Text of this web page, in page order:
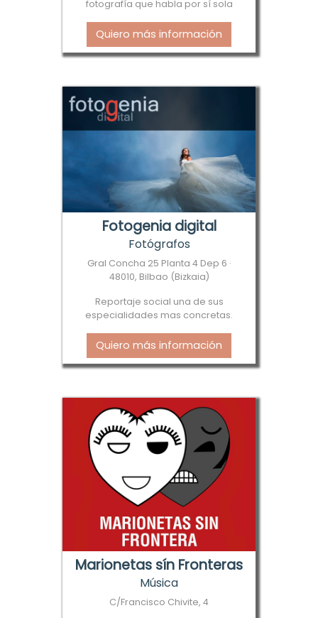
fotografía que habla por sí sola
Quiero más información
Fotogenia digital
Fotógrafos
Gral Concha 25 Planta 4 Dep 6 ·
48010, Bilbao (Bizkaia)
Reportaje social una de sus
especialidades mas concretas.
Quiero más información
Marionetas sín Fronteras
Música
C/Francisco Chivite, 4